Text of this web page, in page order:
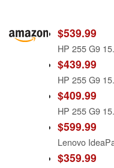
$539.99
$439.99
$409.99
$599.99
$359.99